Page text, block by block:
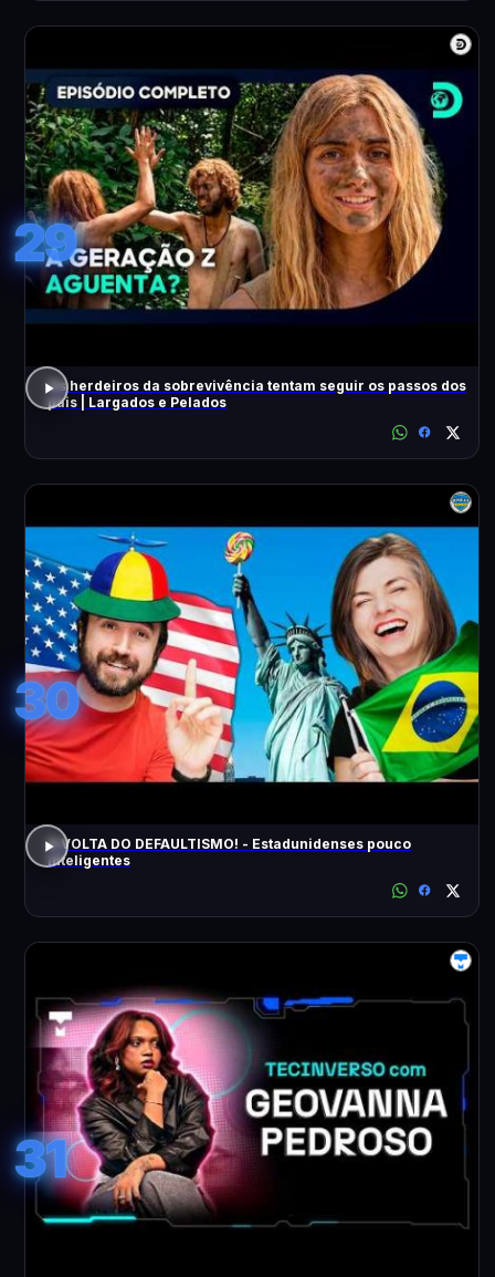
29
Os herdeiros da sobrevivência tentam seguir os passos dos
pais | Largados e Pelados
30
A VOLTA DO DEFAULTISMO! - Estadunidenses pouco
inteligentes
31